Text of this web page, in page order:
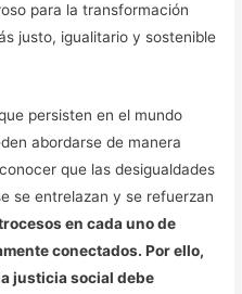
para la transformación
justo, igualitario y sostenible
persisten en el mundo
abordarse de manera
que las desigualdades
se entrelazan y se refuerzan
en cada uno de
conectados. Por ello,
justicia social debe